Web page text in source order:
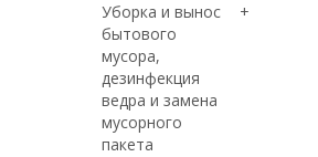
Уборка и вынос
бытового
мусора,
дезинфекция
ведра и замена
мусорного
пакета
+